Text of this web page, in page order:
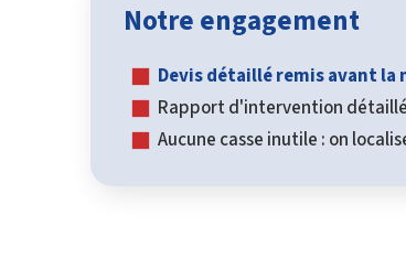
Notre engagement
Devis détaillé remis avant
Rapport d'intervention
Aucune casse inutile : on